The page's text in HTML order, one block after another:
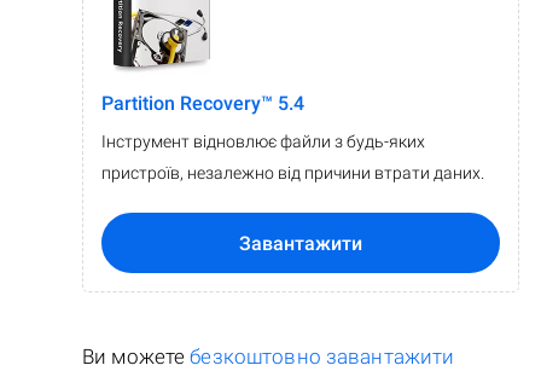
Partition Recovery™ 5.4
Інструмент відновлює файли з будь-яких
пристроїв, незалежно від причини втрати даних.
Завантажити
Ви можетебезкоштовно завантажити